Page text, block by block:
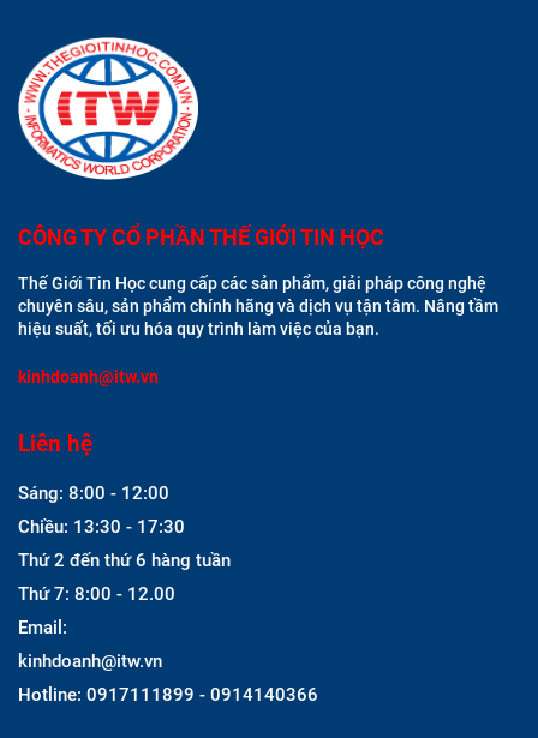
CÔNG TY CỔ PHẦN THẾ GIỚI TIN HỌC
Thế Giới Tin Học cung cấp các sản phẩm, giải pháp công nghệ
chuyên sâu, sản phẩm chính hãng và dịch vụ tận tâm. Nâng tầm
hiệu suất, tối ưu hóa quy trình làm việc của bạn.
kinhdoanh@itw.vn
Liên hệ
Sáng: 8:00 - 12:00
Chiều: 13:30 - 17:30
Thứ 2 đến thứ 6 hàng tuần
Thứ 7: 8:00 - 12.00
Email:
kinhdoanh@itw.vn
Hotline: 0917111899 - 0914140366